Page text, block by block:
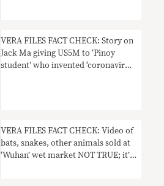
VERA FILES FACT CHECK: Story on
Jack Ma giving US5M to ‘Pinoy
student’ who invented ‘coronavirus
VERA FILES FACT CHECK: Video of
bats, snakes, other animals sold at
‘Wuhan’ wet market NOT TRUE; it’s